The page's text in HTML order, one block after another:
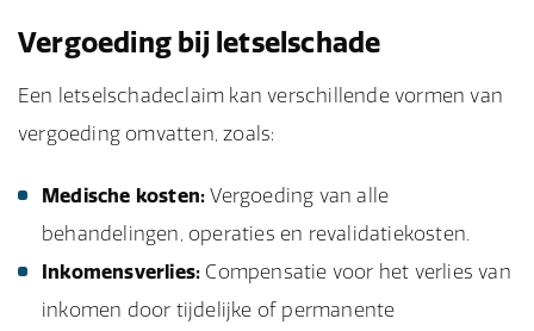
Vergoeding bij letselschade
Een letselschadeclaim kan verschillende vormen van
vergoeding omvatten, zoals:
Medische kosten: Vergoeding van alle
behandelingen, operaties en revalidatiekosten.
Inkomensverlies: Compensatie voor het verlies van
inkomen door tijdelijke of permanente